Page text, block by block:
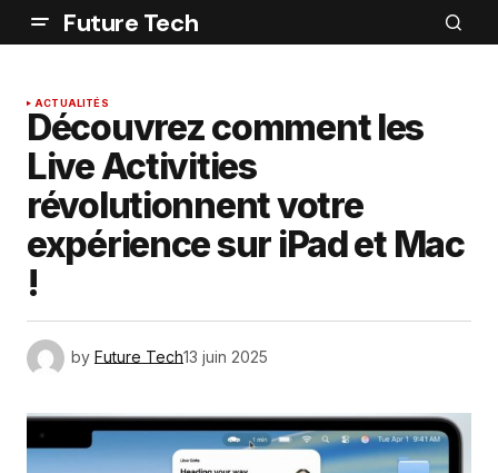
Future Tech
ACTUALITÉS
Découvrez comment les
Live Activities
révolutionnent votre
expérience sur iPad et Mac
!
by Future Tech13 juin 2025